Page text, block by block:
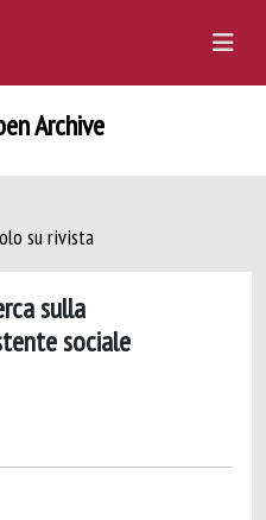
Archive
su rivista
sulla
sociale